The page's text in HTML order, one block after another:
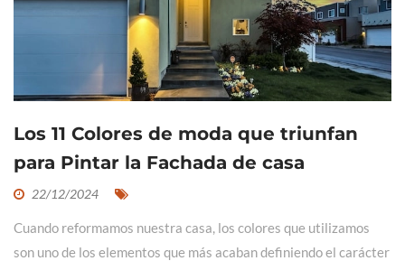
Los 11 Colores de moda que triunfan
para Pintar la Fachada de casa
22/12/2024
Cuando reformamos nuestra casa, los colores que utilizamos
son uno de los elementos que más acaban definiendo el carácter